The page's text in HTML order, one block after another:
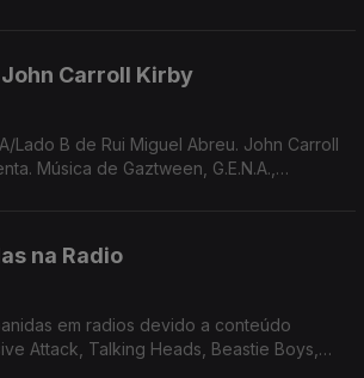
Carroll Kirby
Lado B de Rui Miguel Abreu. John Carroll
Música de Gaztween, G.E.N.A.,
na Radio
em radios devido a conteúdo
Attack, Talking Heads, Beastie Boys,